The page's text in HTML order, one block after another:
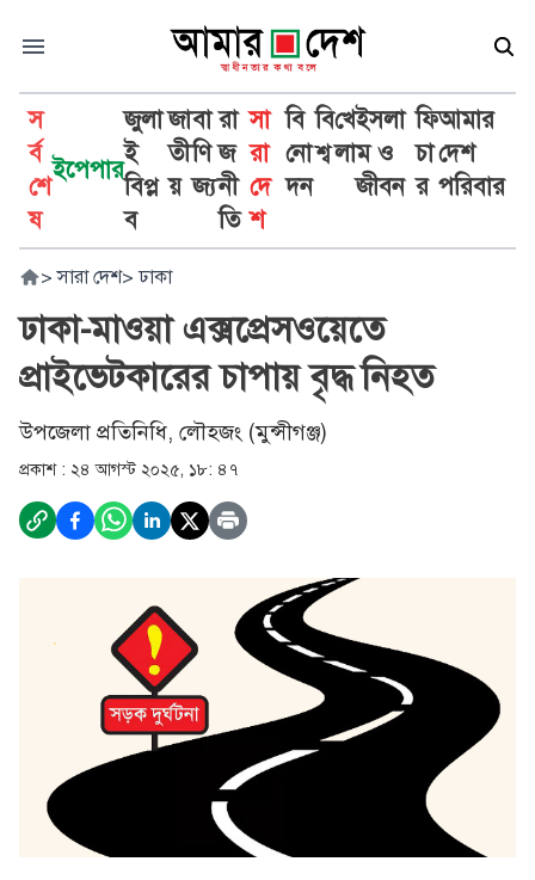
স
র্ব
শে
ষ
ইপেপার
জুলা
ই
বিপ্ল
ব
জা
তী
য়
বা
ণি
জ্য
রা
জ
নী
তি
সা
রা
দে
শ
বি
নো
দন
বি
শ্ব
খে
লা
ইসলা
ম ও
জীবন
ফি
চা
র
আমার
দেশ
পরিবার
> সারা দেশ> ঢাকা
ঢাকা-মাওয়া এক্সপ্রেসওয়েতে
প্রাইভেটকারের চাপায় বৃদ্ধ নিহত
উপজেলা প্রতিনিধি, লৌহজং (মুন্সীগঞ্জ)
প্রকাশ : ২৪ আগস্ট ২০২৫, ১৮: ৪৭